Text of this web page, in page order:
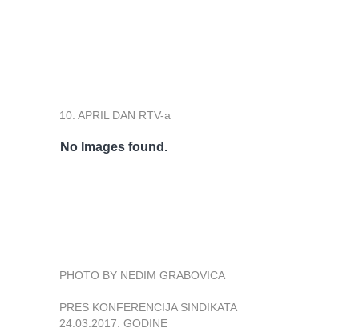
10. APRIL DAN RTV-a
No Images found.
PHOTO BY NEDIM GRABOVICA
PRES KONFERENCIJA SINDIKATA
24.03.2017. GODINE